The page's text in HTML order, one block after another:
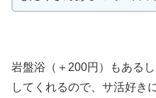
岩盤浴（＋200円）もある
してくれるので、サ活好き